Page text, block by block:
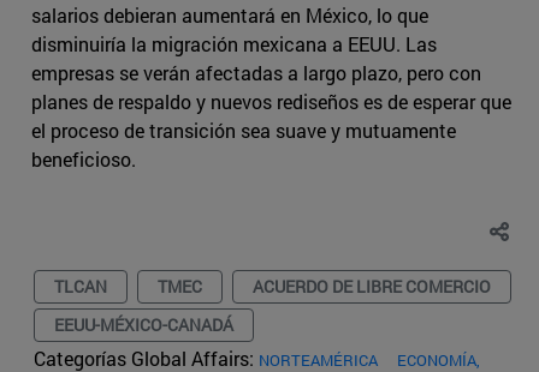
salarios debieran aumentará en México, lo que
disminuiría la migración mexicana a EEUU. Las
empresas se verán afectadas a largo plazo, pero con
planes de respaldo y nuevos rediseños es de esperar que
el proceso de transición sea suave y mutuamente
beneficioso.
TLCAN TMEC
ACUERDO DE LIBRE COMERCIO
EEUU-MÉXICO-CANADÁ
Categorías Global Affairs: NORTEAMÉRICA
ECONOMÍA,